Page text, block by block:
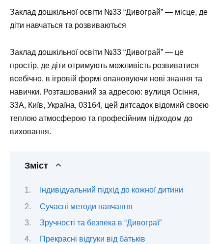
Заклад дошкільної освіти №33 “Дивограй” — місце, де
діти навчаться та розвиваються
Заклад дошкільної освіти №33 “Дивограй” — це
простір, де діти отримують можливість розвиватися
всебічно, в ігровій формі опановуючи нові знання та
навички. Розташований за адресою: вулиця Осіння,
33А, Київ, Україна, 03164, цей дитсадок відомий своєю
теплою атмосферою та професійним підходом до
виховання.
Зміст
Індивідуальний підхід до кожної дитини
Сучасні методи навчання
Зручності та безпека в “Дивограї”
Прекрасні відгуки від батьків